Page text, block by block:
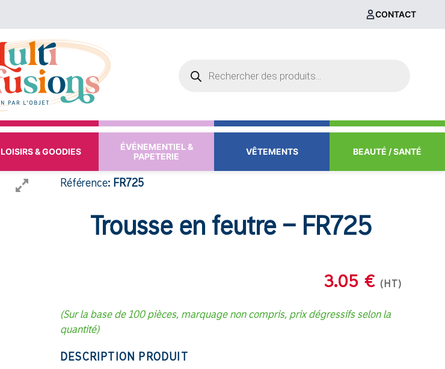
CONTACT
produits
LOISIRS & GOODIES
ÉVÉNEMENTIEL &
PAPETERIE
VÊTEMENTS BEAUTÉ / SANTÉ
Référence: FR725
Trousse en feutre – FR725
3.05 € (HT)
(Sur la base de 100 pièces, marquage non compris, prix dégressifs selon la
quantité)
DESCRIPTION PRODUIT